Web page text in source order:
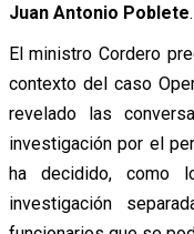
Juan Antonio Poblete.
El ministro Cordero
contexto del caso
revelado las
investigación por el
ha decidido, como
investigación